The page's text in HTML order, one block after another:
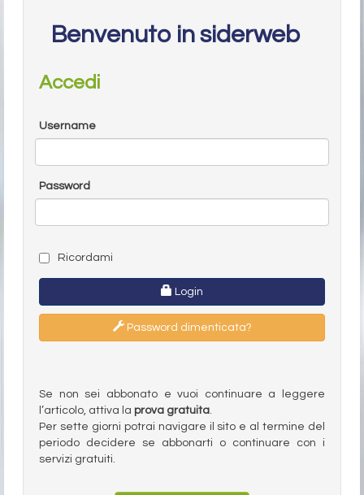
Benvenuto in siderweb
Accedi
Username
Password
Ricordami
Login
Password dimenticata?
Se non sei abbonato e vuoi continuare a leggere
l’articolo, attiva la prova gratuita.
Per sette giorni potrai navigare il sito e al termine del
periodo decidere se abbonarti o continuare con i
servizi gratuiti.